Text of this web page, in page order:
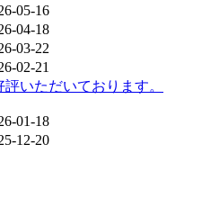
05-16
04-18
03-22
02-21
いただいております。
01-18
12-20